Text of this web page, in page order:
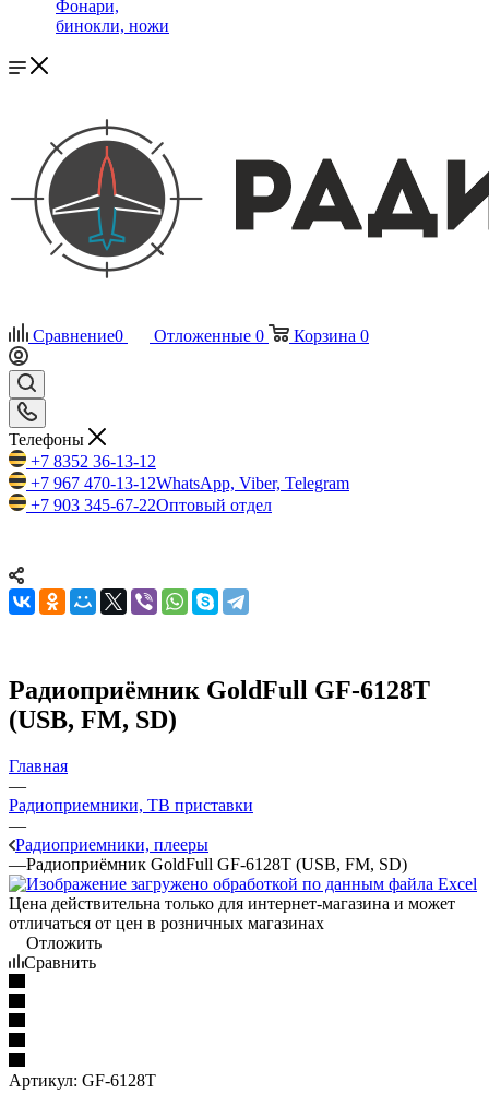
Фонари,
бинокли, ножи
Сравнение0 Отложенные 0 Корзина 0
Телефоны
+7 8352 36-13-12
+7 967 470-13-12WhatsApp, Viber, Telegram
+7 903 345-67-22Оптовый отдел
Радиоприёмник GoldFull GF-6128T
(USB, FM, SD)
Главная
—
Радиоприемники, ТВ приставки
—
Радиоприемники, плееры
—Радиоприёмник GoldFull GF-6128T (USB, FM, SD)
Цена действительна только для интернет-магазина и может
отличаться от цен в розничных магазинах
Отложить
Сравнить
Артикул: GF-6128T